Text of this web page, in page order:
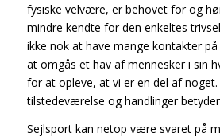
fysiske velvære, er behovet for og
mindre kendte for den enkeltes
ikke nok at have mange kontakter
at omgås et hav af mennesker i sin
for at opleve, at vi er en del af
tilstedeværelse og handlinger
Sejlsport kan netop være svaret på